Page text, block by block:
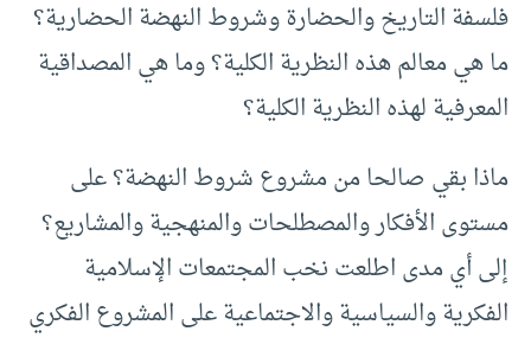
فلسفة التاريخ والحضارة وشروط النهضة الحضارية؟
ما هي معالم هذه النظرية الكلية؟ وما هي المصداقية
المعرفية لهذه النظرية الكلية؟
ماذا بقي صالحا من مشروع شروط النهضة؟ على
مستوى الأفكار والمصطلحات والمنهجية والمشاريع؟
إلى أي مدى اطلعت نخب المجتمعات الإسلامية
الفكرية والسياسية والاجتماعية على المشروع الفكري